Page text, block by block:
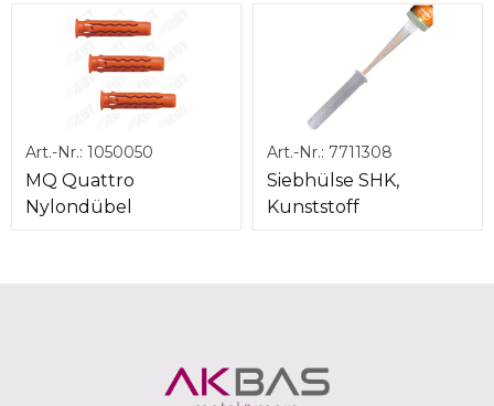
Art.-Nr.: 1050050
MQ Quattro
Nylondübel
Art.-Nr.: 7711308
Siebhülse SHK,
Kunststoff